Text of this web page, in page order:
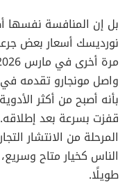
بل إن المنافسة
نورديسك أسعار بعض
واصل مونجارو تقدمه
بأنه أصبح من أكثر
قفزت بسرعة بعد
المرحلة من الانتشار
الناس كخيار متاح
طويلًا.